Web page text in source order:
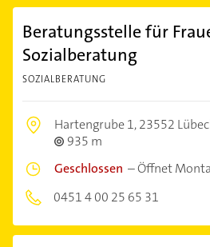
Beratungsstelle für
Sozialberatung
SOZIALBERATUNG
Hartengrube 1,23552
935 m
Geschlossen –Öffnet
0451 4 00 25 65 31